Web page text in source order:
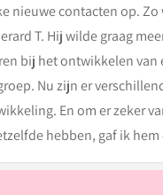
nieuwe contacten op. Zo
T. Hij wilde graag
bij het ontwikkelen van
Nu zijn er
En om er zeker
hebben, gaf ik hem